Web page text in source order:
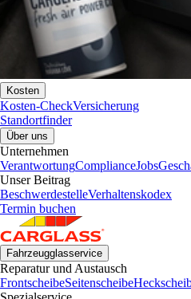
Kosten
Kosten-CheckVersicherung
Standortfinder
Über uns
Unternehmen
VerantwortungComplianceJobs
Unser Beitrag
BeschwerdestelleVerhaltenskodex
Termin buchen
Fahrzeugglasservice
Reparatur und Austausch
FrontscheibeSeitenscheibe